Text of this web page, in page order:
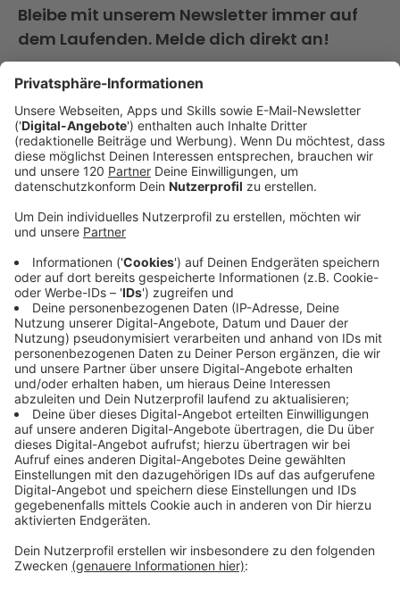
Bleibe mit unserem Newsletter immer auf
dem Laufenden. Melde dich direkt an!
Auch interessant für dich